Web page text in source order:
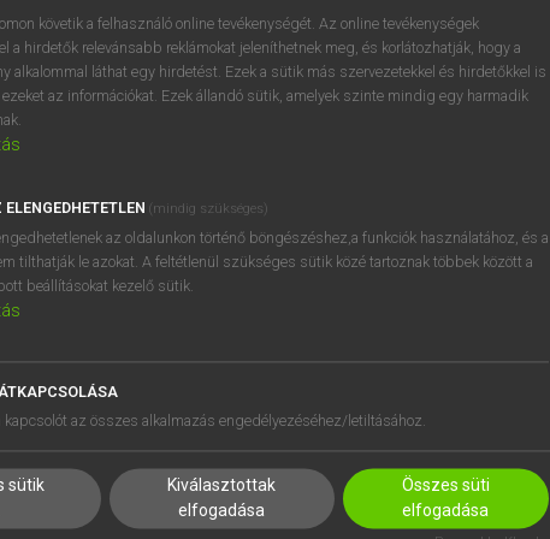
próbaverziójának elindításához
regisztrálok ésbelépek.
REGISZTRÁCIÓ
SÚGÓ
RÓLUNK
SÜTI BEÁLLÍTÁSOK
követik a felhasználó online tevékenységét. Az online tevékenységek
a hirdetők relevánsabb reklámokat jeleníthetnek meg, és korlátozhatják, hogy a
alkalommal láthat egy hirdetést. Ezek a sütik más szervezetekkel és hirdetőkkel is
az információkat. Ezek állandó sütik, amelyek szinte mindig egy harmadik
(mindig szükséges)
az oldalunkon történő böngészéshez,a funkciók használatához, és a
tilthatják le azokat. A feltétlenül szükséges sütik közé tartoznak többek között a
beállításokat kezelő sütik.
kapcsolót az összes alkalmazás engedélyezéséhez/letiltásához.
sütik
Kiválasztottak
elfogadása
Összes süti
elfogadása